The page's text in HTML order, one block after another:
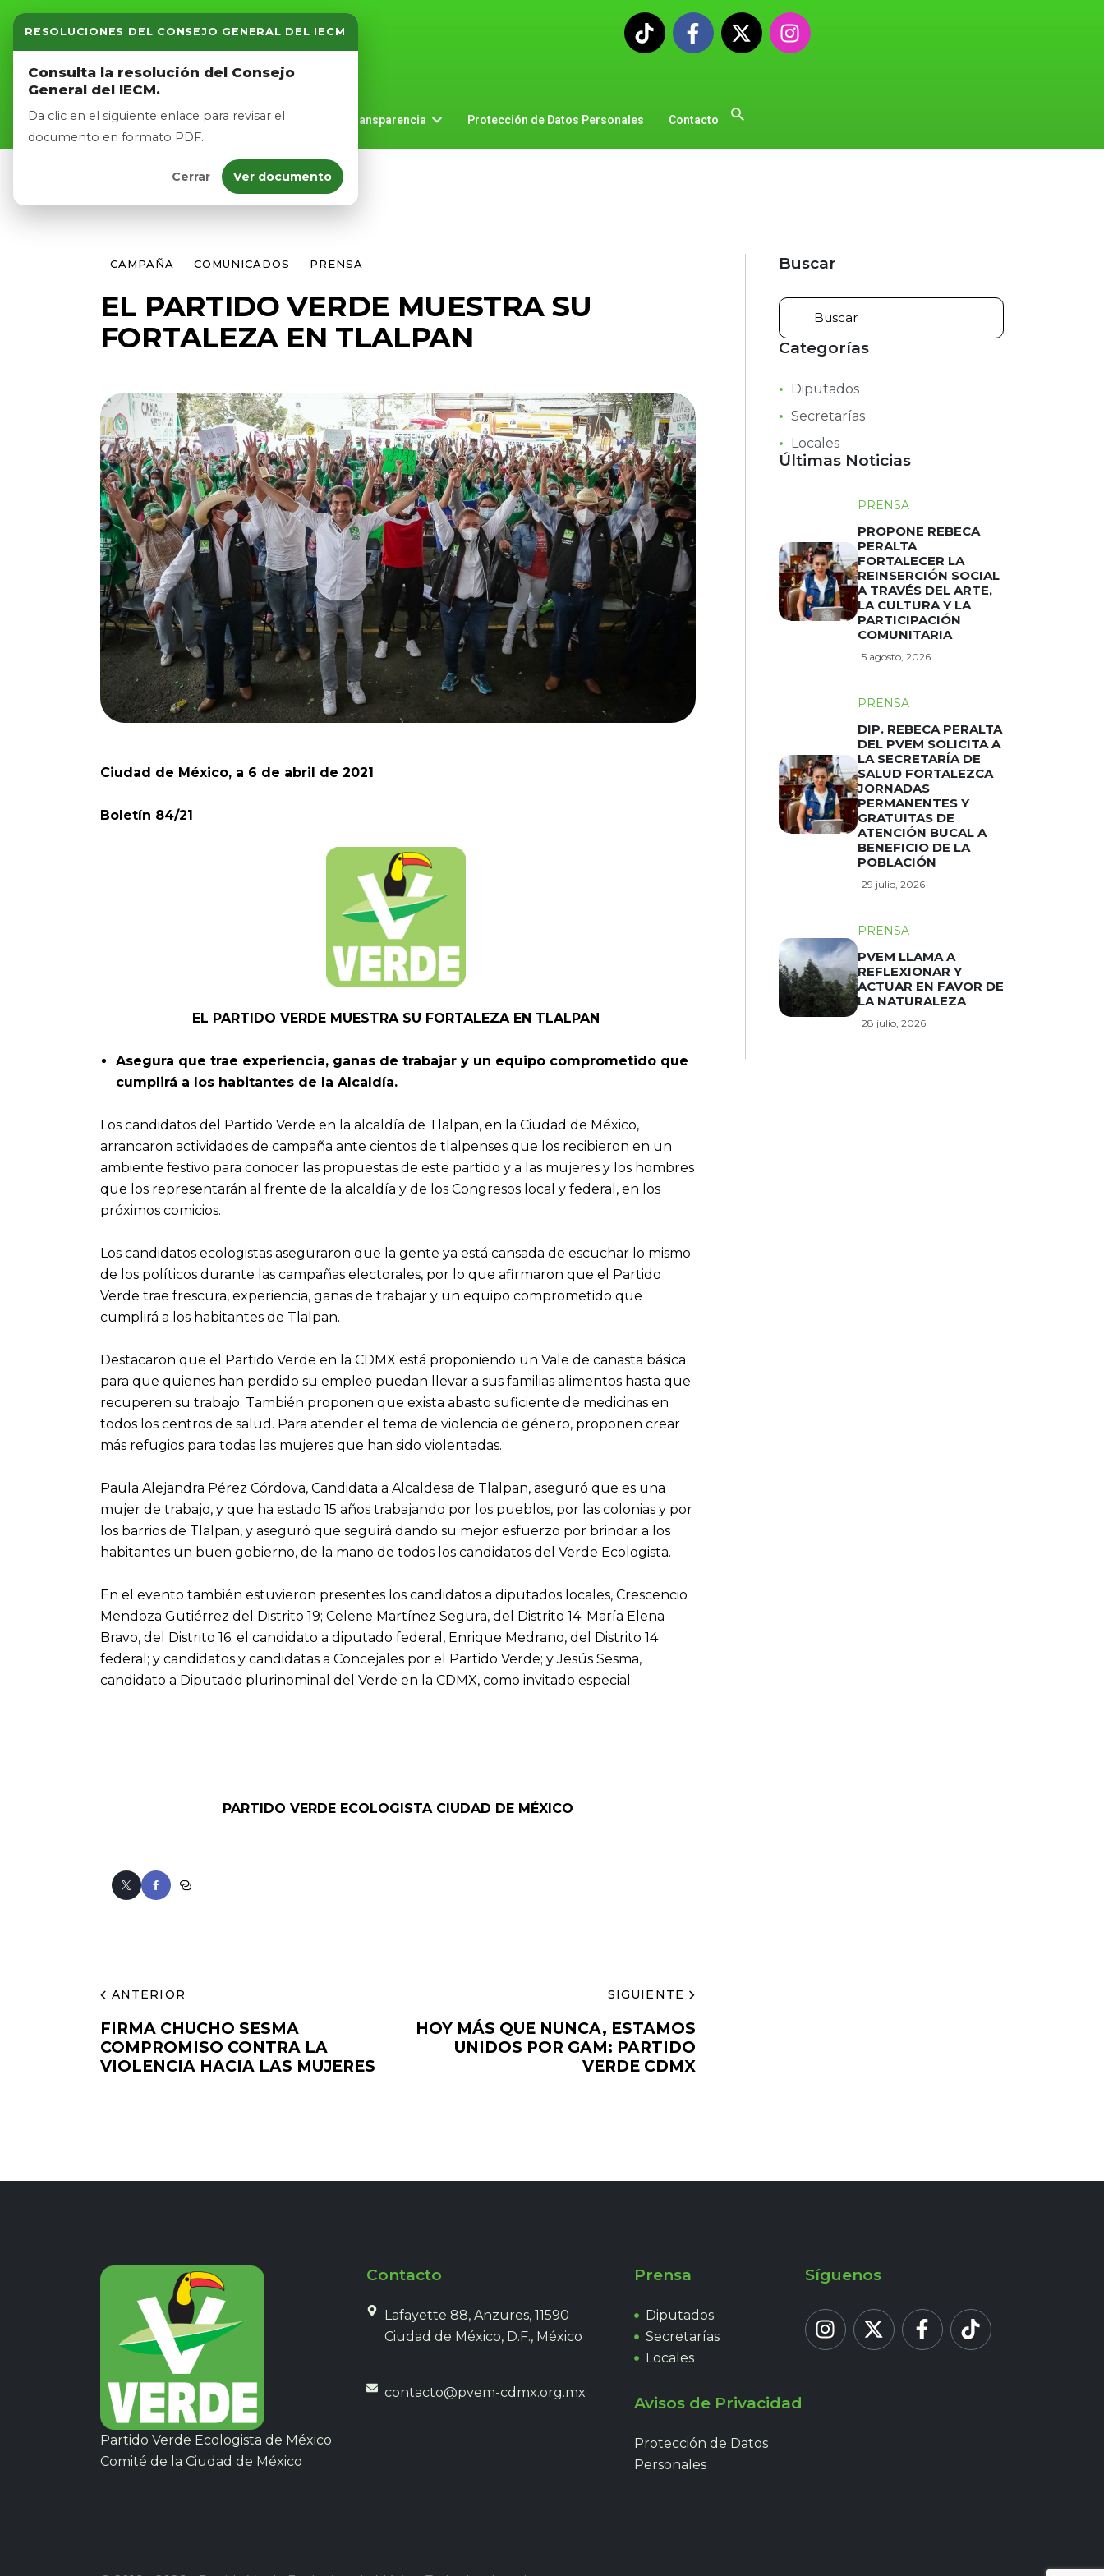
RESOLUCIONES DEL CONSEJO GENERAL DEL IECM
Consulta la resolución del Consejo
General del IECM.
Da clic en el siguiente enlace para revisar el
documento en formato PDF.
Cerrar Ver documento
Inicio Nosotros Logros Noticias Transparencia Protección de Datos Personales Contacto
Inicio
Nosotros
Afíliate
Eventos
CAMPAÑA COMUNICADOS PRENSA
EL PARTIDO VERDE MUESTRA SU
FORTALEZA EN TLALPAN
Ciudad de México, a 6 de abril de 2021
Boletín 84/21
EL PARTIDO VERDE MUESTRA SU FORTALEZA EN TLALPAN
Asegura que trae experiencia, ganas de trabajar y un equipo comprometido que
cumplirá a los habitantes de la Alcaldía.
Los candidatos del Partido Verde en la alcaldía de Tlalpan, en la Ciudad de México,
arrancaron actividades de campaña ante cientos de tlalpenses que los recibieron en un
ambiente festivo para conocer las propuestas de este partido y a las mujeres y los hombres
que los representarán al frente de la alcaldía y de los Congresos local y federal, en los
próximos comicios.
Los candidatos ecologistas aseguraron que la gente ya está cansada de escuchar lo mismo
de los políticos durante las campañas electorales, por lo que afirmaron que el Partido
Verde trae frescura, experiencia, ganas de trabajar y un equipo comprometido que
cumplirá a los habitantes de Tlalpan.
Destacaron que el Partido Verde en la CDMX está proponiendo un Vale de canasta básica
para que quienes han perdido su empleo puedan llevar a sus familias alimentos hasta que
recuperen su trabajo. También proponen que exista abasto suficiente de medicinas en
todos los centros de salud. Para atender el tema de violencia de género, proponen crear
más refugios para todas las mujeres que han sido violentadas.
Paula Alejandra Pérez Córdova, Candidata a Alcaldesa de Tlalpan, aseguró que es una
mujer de trabajo, y que ha estado 15 años trabajando por los pueblos, por las colonias y por
los barrios de Tlalpan, y aseguró que seguirá dando su mejor esfuerzo por brindar a los
habitantes un buen gobierno, de la mano de todos los candidatos del Verde Ecologista.
En el evento también estuvieron presentes los candidatos a diputados locales, Crescencio
Mendoza Gutiérrez del Distrito 19; Celene Martínez Segura, del Distrito 14; María Elena
Bravo, del Distrito 16; el candidato a diputado federal, Enrique Medrano, del Distrito 14
federal; y candidatos y candidatas a Concejales por el Partido Verde; y Jesús Sesma,
candidato a Diputado plurinominal del Verde en la CDMX, como invitado especial.
PARTIDO VERDE ECOLOGISTA CIUDAD DE MÉXICO
ANTERIOR
FIRMA CHUCHO SESMA
COMPROMISO CONTRA LA
VIOLENCIA HACIA LAS MUJERES
SIGUIENTE
HOY MÁS QUE NUNCA, ESTAMOS
UNIDOS POR GAM: PARTIDO
VERDE CDMX
Buscar
Categorías
Diputados
Secretarías
Locales
Últimas Noticias
PRENSA
PROPONE REBECA
PERALTA
FORTALECER LA
REINSERCIÓN SOCIAL
A TRAVÉS DEL ARTE,
LA CULTURA Y LA
PARTICIPACIÓN
COMUNITARIA
5 agosto, 2026
PRENSA
DIP. REBECA PERALTA
DEL PVEM SOLICITA A
LA SECRETARÍA DE
SALUD FORTALEZCA
JORNADAS
PERMANENTES Y
GRATUITAS DE
ATENCIÓN BUCAL A
BENEFICIO DE LA
POBLACIÓN
29 julio, 2026
PRENSA
PVEM LLAMA A
REFLEXIONAR Y
ACTUAR EN FAVOR DE
LA NATURALEZA
28 julio, 2026
Partido Verde Ecologista de México
Comité de la Ciudad de México
Contacto
Lafayette 88, Anzures, 11590
Ciudad de México, D.F., México
contacto@pvem-cdmx.org.mx
Prensa
Diputados
Secretarías
Locales
Avisos de Privacidad
Protección de Datos
Personales
Síguenos